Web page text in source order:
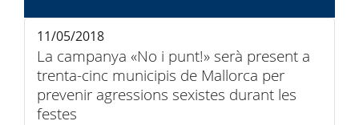
La campanya «No i punt!» serà present a
trenta-cinc municipis de Mallorca per
prevenir agressions sexistes durant les
festes
11/05/2018